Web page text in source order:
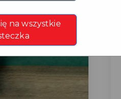
na wszystkie